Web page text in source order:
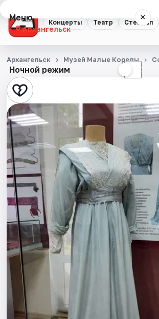
Концерты Театр Стендап
Меню ×
Архангельск
Концерты
Театр
Стендап
Экскурсии
Спорт
События
Города
Площадки
Артисты
Рейтинги
Ночной режим ☾
Архангельск Музей Малые Корелы